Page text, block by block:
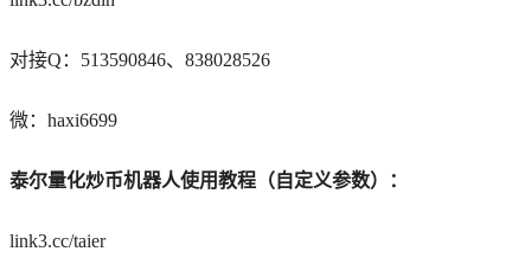
对接Q：513590846、838028526
微：haxi6699
泰尔量化炒币机器人使用教程（自定义参数）：
link3.cc/taier